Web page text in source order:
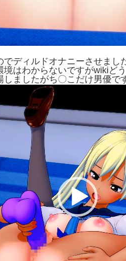
でディルドオナニーさせま
はわからないですがwikiど
ましたがち〇こだけ男優で